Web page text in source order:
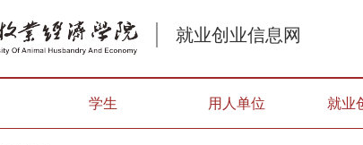
就业创业信息网
学生 用人单位 就业